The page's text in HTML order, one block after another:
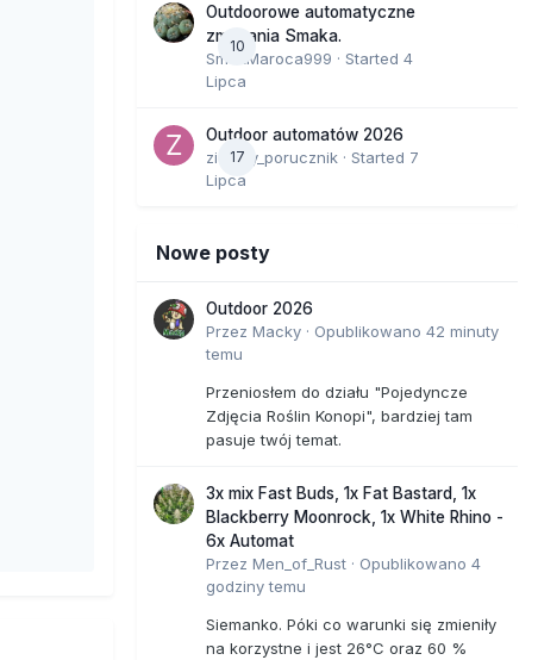
10
Outdoorowe automatyczne
zmagania Smaka.
SmakMaroca999 · Started 4
Lipca
17
Outdoor automatów 2026
zielony_porucznik · Started 7
Lipca
Nowe posty
Outdoor 2026
Przez Macky · Opublikowano 42 minuty
temu
Przeniosłem do działu "Pojedyncze
Zdjęcia Roślin Konopi", bardziej tam
pasuje twój temat.
3x mix Fast Buds, 1x Fat Bastard, 1x
Blackberry Moonrock, 1x White Rhino -
6x Automat
Przez Men_of_Rust · Opublikowano 4
godziny temu
Siemanko. Póki co warunki się zmieniły
na korzystne i jest 26°C oraz 60 %